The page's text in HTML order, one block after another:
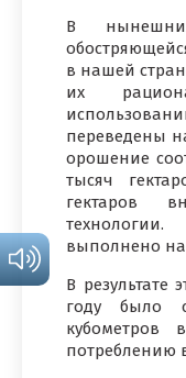
В
в нашей
их
переведены
орошение
тысяч
гектаров
выполнено на
В результате
году было
кубометров
потреблению